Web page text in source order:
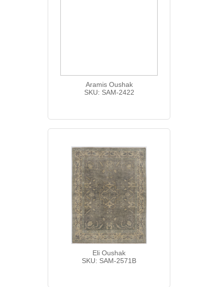
Aramis Oushak
SKU: SAM-2422
Eli Oushak
SKU: SAM-2571B